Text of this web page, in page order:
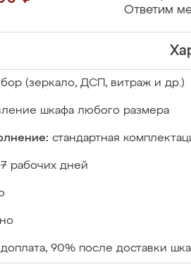
Ответим
(зеркало, ДСП, витраж и др.)
шкафа любого размера
стандартная
7 рабочих дней
90% после доставки